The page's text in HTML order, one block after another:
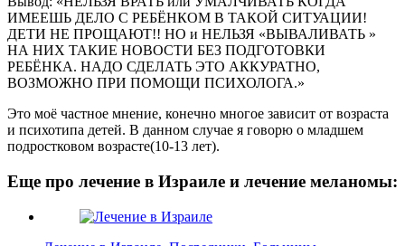
ИМЕЕШЬ ДЕЛО С РЕБЁНКОМ В ТАКОЙ СИТУАЦИИ!
ДЕТИ НЕ ПРОЩАЮТ!! НО и НЕЛЬЗЯ «ВЫВАЛИВАТЬ »
НА НИХ ТАКИЕ НОВОСТИ БЕЗ ПОДГОТОВКИ
РЕБЁНКА. НАДО СДЕЛАТЬ ЭТО АККУРАТНО,
ВОЗМОЖНО ПРИ ПОМОЩИ ПСИХОЛОГА.»
Это моё частное мнение, конечно многое зависит от возраста
и психотипа детей. В данном случае я говорю о младшем
подростковом возрасте(10-13 лет).
Еще про лечение в Израиле и лечение меланомы: